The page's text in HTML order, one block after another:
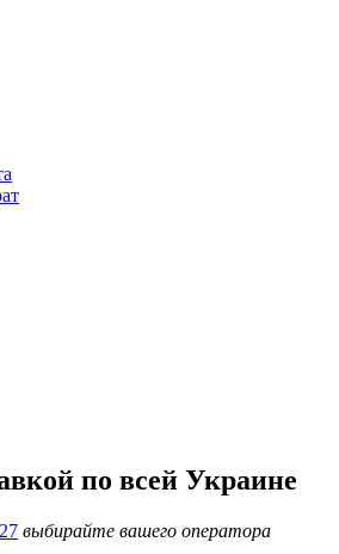
по всей Украине
выбирайте вашего оператора